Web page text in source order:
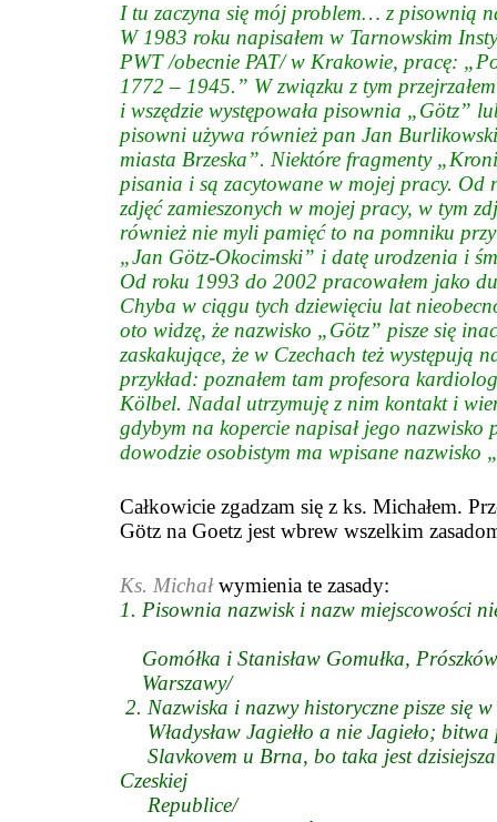
I tu zaczyna się mój problem… z pisownią
W 1983 roku napisałem w Tarnowskim
PWT /obecnie PAT/ w Krakowie, pracę:
1772 – 1945.” W związku z tym
i wszędzie występowała pisownia „Götz”
pisowni używa również pan Jan
miasta Brzeska”. Niektóre fragmenty
pisania i są zacytowane w mojej pracy. Od
zdjęć zamieszonych w mojej pracy, w tym
również nie myli pamięć to na pomniku
„Jan Götz-Okocimski” i datę urodzenia i
Od roku 1993 do 2002 pracowałem jako
Chyba w ciągu tych dziewięciu lat
oto widzę, że nazwisko „Götz” pisze się
zaskakujące, że w Czechach też występują
przykład: poznałem tam profesora
Kölbel. Nadal utrzymuję z nim kontakt i
gdybym na kopercie napisał jego nazwisko
dowodzie osobistym ma wpisane nazwisko
Całkowicie zgadzam się z ks. Michałem.
Götz na Goetz jest wbrew wszelkim
Ks. Michałwymienia te zasady:
1. Pisownia nazwisk i nazw miejscowości
Gomółka i Stanisław Gomułka,
Warszawy/
2. Nazwiska i nazwy historyczne pisze się
Władysław Jagiełło a nie Jagieło;
Slavkovem u Brna, bo taka jest
Czeskiej
Republice/